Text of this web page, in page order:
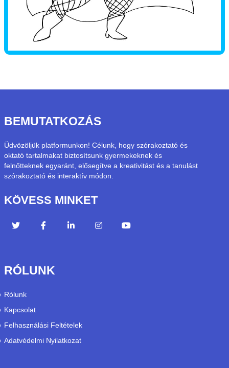
BEMUTATKOZÁS
Üdvözöljük platformunkon! Célunk, hogy szórakoztató és
oktató tartalmakat biztosítsunk gyermekeknek és
felnőtteknek egyaránt, elősegítve a kreativitást és a tanulást
szórakoztató és interaktív módon.
KÖVESS MINKET
RÓLUNK
Rólunk
Kapcsolat
Felhasználási Feltételek
Adatvédelmi Nyilatkozat